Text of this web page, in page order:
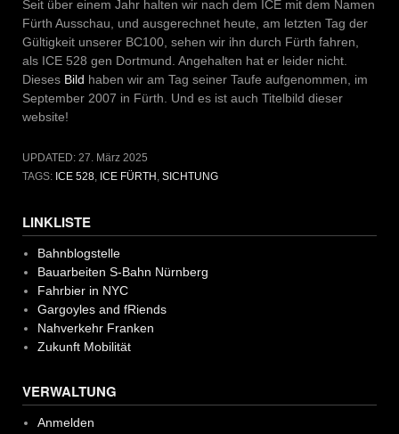
Seit über einem Jahr halten wir nach dem ICE mit dem Namen
Fürth Ausschau, und ausgerechnet heute, am letzten Tag der
Gültigkeit unserer BC100, sehen wir ihn durch Fürth fahren,
als ICE 528 gen Dortmund. Angehalten hat er leider nicht.
Dieses Bild haben wir am Tag seiner Taufe aufgenommen, im
September 2007 in Fürth. Und es ist auch Titelbild dieser
website!
UPDATED: 27. März 2025
TAGS: ICE 528, ICE FÜRTH , SICHTUNG
LINKLISTE
Bahnblogstelle
Bauarbeiten S-Bahn Nürnberg
Fahrbier in NYC
Gargoyles and fRiends
Nahverkehr Franken
Zukunft Mobilität
VERWALTUNG
Anmelden